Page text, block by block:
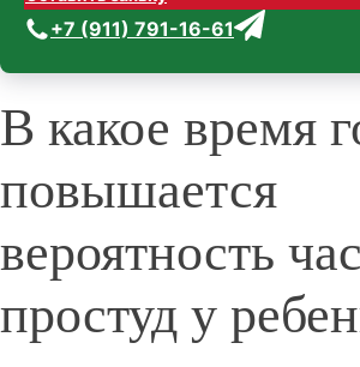
+7 (911) 791-16-61
В какое время
повышается
вероятность
простуд у